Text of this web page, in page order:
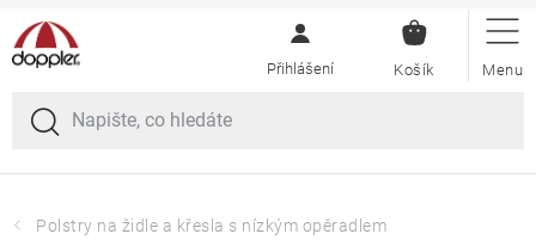
obsah
KOŠÍK
Slunečníky
Křesla a židle
Polstry na židle a křesla s nízkým opěradlem